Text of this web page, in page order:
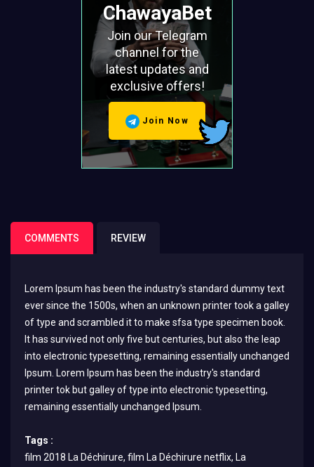
ChawayaBet
Join our Telegram
channel for the
latest updates and
exclusive offers!
Join Now
COMMENTS REVIEW
Lorem Ipsum has been the industry's standard dummy text
ever since the 1500s, when an unknown printer took a galley
of type and scrambled it to make sfsa type specimen book.
It has survived not only five but centuries, but also the leap
into electronic typesetting, remaining essentially unchanged
Ipsum. Lorem Ipsum has been the industry's standard
printer tok but galley of type into electronic typesetting,
remaining essentially unchanged Ipsum.
Tags :
film 2018 La Déchirure, film La Déchirure netflix, La